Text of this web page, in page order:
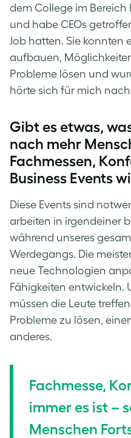
dem College im Bereich
und habe CEOs
Job hatten. Sie konnten
aufbauen,
Probleme lösen und
hörte sich für mich
Gibt es etwas,
nach mehr
Fachmessen,
Business Events
Diese Events sind
arbeiten in irgendeiner
während unseres
Werdegangs. Die
neue Technologien
Fähigkeiten entwickeln.
müssen die Leute
Probleme zu lösen,
anderes.
Fachmesse,
immer es ist –
Menschen